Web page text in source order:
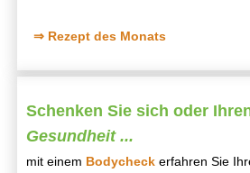
⇒ Rezept des Monats
Schenken Sie sich oder
Gesundheit ...
mit einem Bodycheck erfahren Sie